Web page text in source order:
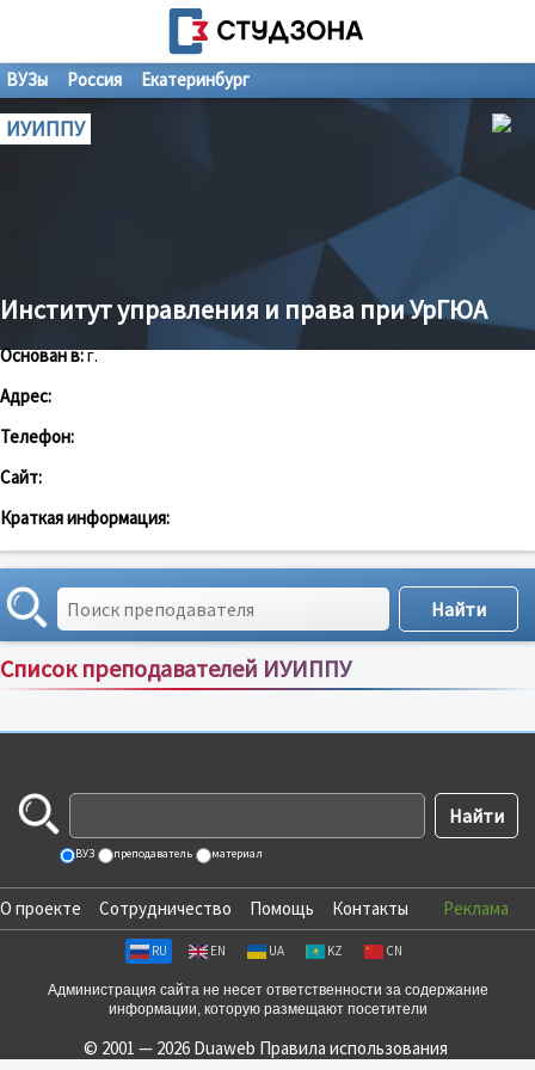
ВУЗы Россия Екатеринбург
ИУИППУ
Институт управления и права при УрГЮА
Основан в:г.
Адрес:
Телефон:
Сайт:
Краткая информация:
Список преподавателей ИУИППУ
Сортировка по:имени;рейтингу;отзывам
ВУЗ преподаватель материал
О проекте Сотрудничество Помощь Контакты Реклама
RU EN UA KZ CN
Администрация сайта не несет ответственности за содержание
информации, которую размещают посетители
© 2001 — 2026 Duaweb Правила использования